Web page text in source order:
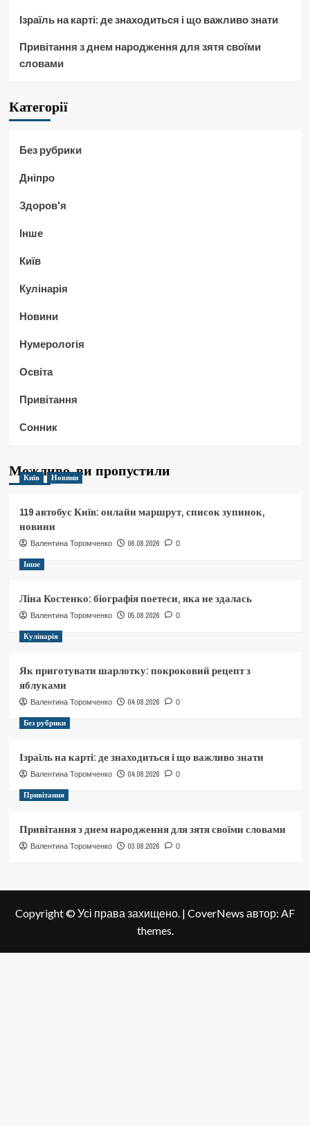
Ізраїль на карті: де знаходиться і що важливо знати
Привітання з днем народження для зятя своїми
словами
Категорії
Без рубрики
Дніпро
Здоров'я
Інше
Київ
Кулінарія
Новини
Нумерологія
Освіта
Привітання
Сонник
Можливо, ви пропустили
Київ Новини
119 автобус Київ: онлайн маршрут, список зупинок,
новини
Валентина Торомченко 06.08.2026 0
Інше
Ліна Костенко: біографія поетеси, яка не здалась
Валентина Торомченко 05.08.2026 0
Кулінарія
Як приготувати шарлотку: покроковий рецепт з
яблуками
Валентина Торомченко 04.08.2026 0
Без рубрики
Ізраїль на карті: де знаходиться і що важливо знати
Валентина Торомченко 04.08.2026 0
Привітання
Привітання з днем народження для зятя своїми словами
Валентина Торомченко 03.08.2026 0
Copyright © Усі права захищено. | CoverNews автор: AF
themes.